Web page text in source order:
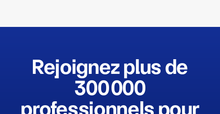
Rejoignez plus de
300 000
professionnels pour